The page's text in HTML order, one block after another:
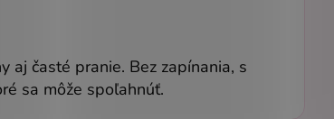
aj časté pranie. Bez zapínania, s
sa môže spoľahnúť.